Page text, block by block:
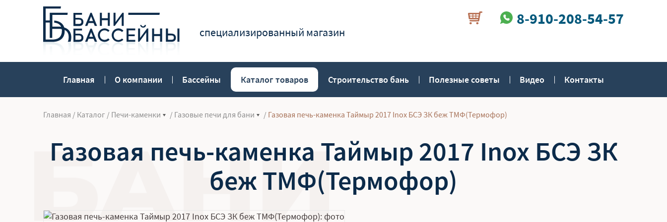
специализированный магазин
8-910-208-54-57
Главная О компании Бассейны Каталог товаров Строительство бань Полезные советы Видео Контакты
Главная / Каталог / Печи-каменки / Газовые печи для бани / Газовая печь-каменка Таймыр 2017 Inox БСЭ ЗК беж ТМФ(Термофор)
Газовая печь-каменка Таймыр 2017 Inox БСЭ ЗК
беж ТМФ(Термофор)